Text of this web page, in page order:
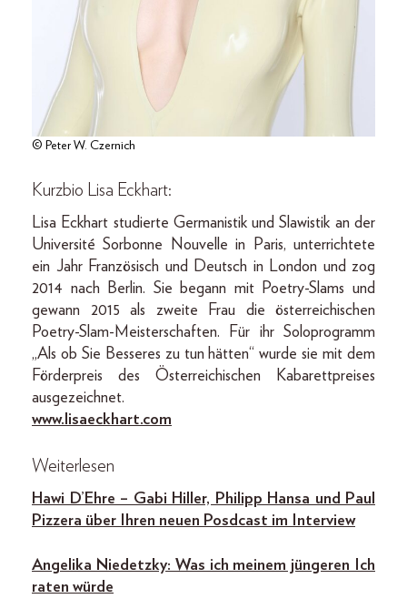
© Peter W. Czernich
Kurzbio Lisa Eckhart:
Lisa Eckhart studierte Germanistik und Slawistik an der
Université Sorbonne Nouvelle in Paris, unterrichtete
ein Jahr Französisch und Deutsch in London und zog
2014 nach Berlin. Sie begann mit Poetry-Slams und
gewann 2015 als zweite Frau die österreichischen
Poetry-Slam-Meisterschaften. Für ihr Soloprogramm
„Als ob Sie Besseres zu tun hätten“ wurde sie mit dem
Förderpreis des Österreichischen Kabarettpreises
ausgezeichnet.
www.lisaeckhart.com
Weiterlesen
Hawi D’Ehre – Gabi Hiller, Philipp Hansa und Paul
Pizzera über Ihren neuen Posdcast im Interview
Angelika Niedetzky: Was ich meinem jüngeren Ich
raten würde